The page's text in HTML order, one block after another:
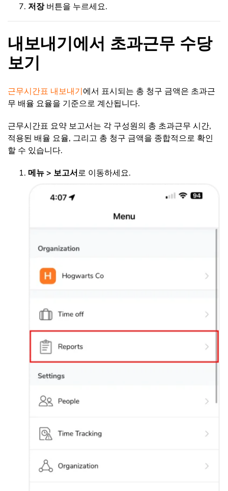
저장버튼을 누르세요.
내보내기에서 초과근무 수당
보기
근무시간표 내보내기에서 표시되는 총 청구 금액은 초과근
무 배율 요율을 기준으로 계산됩니다.
근무시간표 요약 보고서는 각 구성원의 총 초과근무 시간,
적용된 배율 요율, 그리고 총 청구 금액을 종합적으로 확인
할 수 있습니다.
메뉴> 보고서로 이동하세요.